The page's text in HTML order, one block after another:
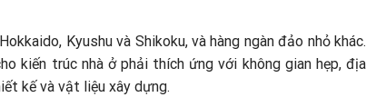
Kyushu và Shikoku, và hàng ngàn đảo nhỏ khác.
kiến trúc nhà ở phải thích ứng với không gian hẹp, địa
kế và vật liệu xây dựng.